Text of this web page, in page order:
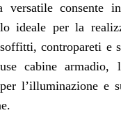
versatile consente
ideale per la
contropareti e
cabine armadio,
l’illuminazione e